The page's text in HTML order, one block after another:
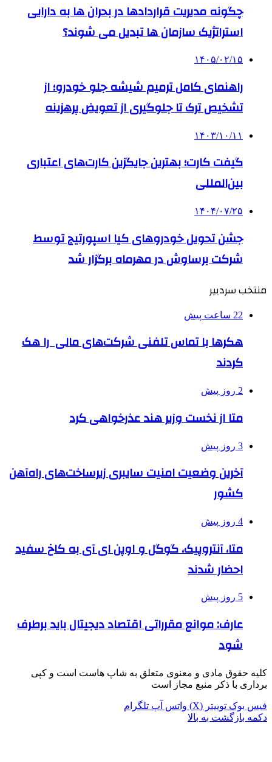
چگونه مدیریت قراردادها در بحران ها به دارایی
استراتژیک سازمان ها تبدیل می شوند؟
۱۴۰۵/۰۲/۱۵
راهنمای کامل ترمیم شیشه جلو خودرو؛ از
تشخیص ترک تا جلوگیری از تعویض پرهزینه
۱۴۰۳/۱۰/۱۱
گیفت کارت؛ بهترین جایگزین کارت‌های اعتباری
بین‌المللی
۱۴۰۴/۰۷/۲۵
جشن تحویل خودروهای کیا اسپورتیج توسط
شرکت برساوش در مهرماه برگزار شد
منتخب سردبیر
22 ساعت پیش
هکرها با تماس تلفنی شرکت‌های مالی را هک
کردند
متا از نخست وزیر هند عذرخواهی کرد
آخرین وضعیت امنیت سایبری زیرساخت‌های راه‌آهن
کشور
متا، آنتروپیک، گوگل و اوپن ای آی به کاخ سفید
احضار شدند
عارف: موانع مقرراتی اقتصاد دیجیتال باید برطرف
شود
کلیه حقوق مادی و معنوی متعلق به شاپ هاست است و کپی
برداری با ذکر منبع مجاز است
فیس بوک توییتر (X) واتس آپ تلگرام
دکمه بازگشت به بالا